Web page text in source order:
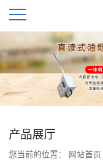
公
司
首
页
公
产品展厅
您当前的位置： 网站首页